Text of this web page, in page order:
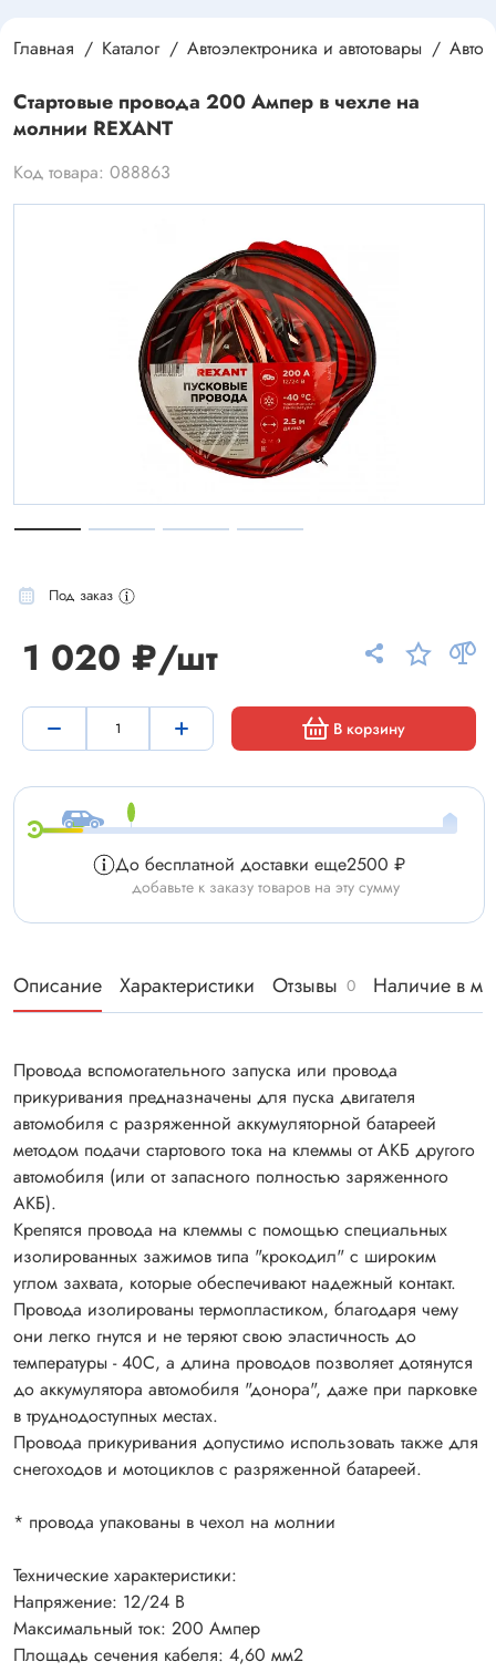
Главная Каталог Автоэлектроника и автотовары
Стартовые провода 200 Ампер в чехле на
молнии REXANT
Код товара: 088863
Под заказ
1 020 ₽/шт
В корзину
До бесплатной доставки еще2500 ₽
добавьте к заказу товаров на эту сумму
Описание Характеристики Отзывы 0 Наличие в
Провода вспомогательного запуска или провода
прикуривания предназначены для пуска двигателя
автомобиля с разряженной аккумуляторной батареей
методом подачи стартового тока на клеммы от АКБ другого
автомобиля (или от запасного полностью заряженного
АКБ).
Крепятся провода на клеммы с помощью специальных
изолированных зажимов типа "крокодил" с широким
углом захвата, которые обеспечивают надежный контакт.
Провода изолированы термопластиком, благодаря чему
они легко гнутся и не теряют свою эластичность до
температуры - 40С, а длина проводов позволяет дотянутся
до аккумулятора автомобиля "донора", даже при парковке
в труднодоступных местах.
Провода прикуривания допустимо использовать также для
снегоходов и мотоциклов с разряженной батареей.
* провода упакованы в чехол на молнии
Технические характеристики:
Напряжение: 12/24 В
Максимальный ток: 200 Aмпер
Площадь сечения кабеля: 4,60 мм2